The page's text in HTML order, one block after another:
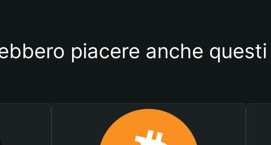
piacere anche